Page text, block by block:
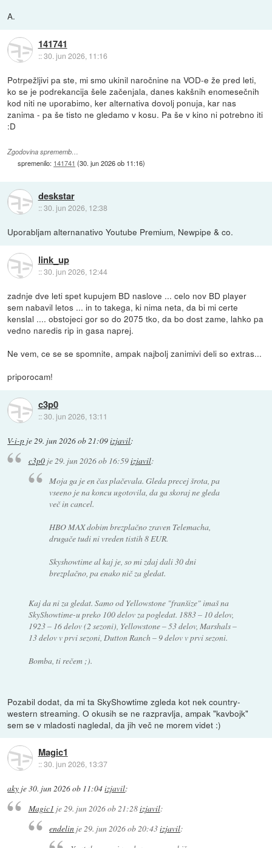
A.
141741
::30. jun 2026, 11:16
Potrpežljivi pa ste, mi smo ukinil naročnine na VOD-e že pred leti,
ko se je podrekancija šele začenjala, danes kakšnih enomesečnih
kod niti ne uporabimo, ker alternativa dovolj ponuja, kar nas
zanima - pa še tisto ne gledamo v kosu. Pa še v kino ni potrebno iti
:D
Zgodovina sprememb…
spremenilo: 141741 (30. jun 2026 ob 11:16)
deskstar
::30. jun 2026, 12:38
Uporabljam alternanativo Youtube Premium, Newpipe & co.
link_up
::30. jun 2026, 12:44
zadnje dve leti spet kupujem BD naslove ... celo nov BD player
sem nabavil letos ... in to takega, ki nima neta, da bi mi certe
kenslal .... obstojeci gor so do 2075 tko, da bo dost zame, lahko pa
vedno naredis rip in gasa naprej.
Ne vem, ce se se spomnite, ampak najbolj zanimivi deli so extras...
priporocam!
c3p0
::30. jun 2026, 13:11
V-i-p je 29. jun 2026 ob 21:09izjavil:
c3p0je29. jun 2026 ob 16:59izjavil:
Moja ga je en čas plačevala. Gleda precejšrota , pa
vseeno je na koncu ugotovila, da ga skoraj ne gleda
več in cancel.
HBO MAX dobim brezplačno zraven Telemacha,
drugače tudi ni vreden tistih 8 EUR.
Skyshowtime al kaj je, so mi zdaj dali 30 dni
brezplačno, pa enako nič za gledat.
Kaj da ni za gledat. Samo od Yellowstone "franšize" imaš na
SkyShowtime-u preko 100 delov za pogledat. 1883 – 10 delov,
1923 – 16 delov (2 sezoni), Yellowstone – 53 delov, Marshals –
13 delov v prvi sezoni, Dutton Ranch – 9 delov v prvi sezoni.
Bomba, ti rečem ;).
Pozabil dodat, da mi ta SkyShowtime zgleda kot nek country-
western streaming. O okusih se ne razpravlja, ampak "kavbojk"
sem se v mladosti nagledal, da jih več ne morem videt :)
Magic1
::30. jun 2026, 13:37
aky je30. jun 2026 ob 11:04izjavil:
Magic1 je29. jun 2026 ob 21:28izjavil:
endelin je29. jun 2026 ob 20:43izjavil: